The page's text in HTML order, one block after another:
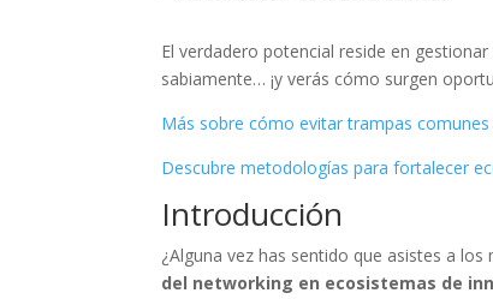
El verdadero potencial reside en
sabiamente… ¡y verás cómo surgen
Más sobre cómo evitar trampas
Descubre metodologías para fortalecer
Introducción
¿Alguna vez has sentido que asistes a
del networking en ecosistemas de